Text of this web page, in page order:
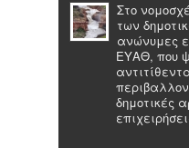
Στο
των
ανώνυμες
ΕΥΑΘ, που
δημοτικές